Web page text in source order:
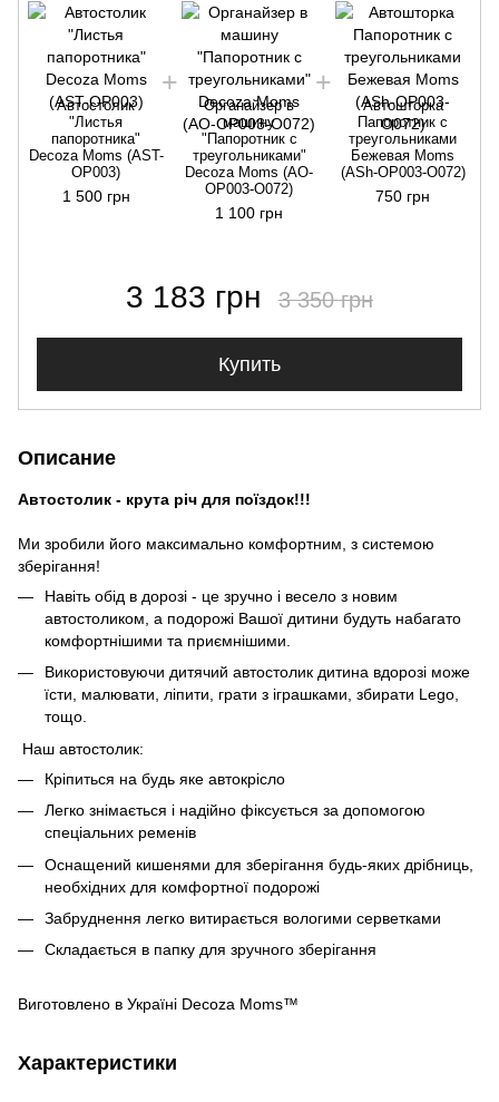
Автостолик
"Листья
папоротника"
Decoza Moms (AST-
OP003)
1 500 грн
Органайзер в
машину
"Папоротник с
треугольниками"
Decoza Moms (АО-
ОР003-О072)
1 100 грн
Автошторка
Папоротник с
треугольниками
Бежевая Moms
(АSh-ОР003-О072)
750 грн
3 183 грн 3 350 грн
Купить
Описание
Автостолик - крута річ для поїздок!!!
Ми зробили його максимально комфортним, з системою
зберігання!
Навіть обід в дорозі - це зручно і весело з новим
автостоликом, а подорожі Вашої дитини будуть набагато
комфортнішими та приємнішими.
Використовуючи дитячий автостолик дитина вдорозі може
їсти, малювати, ліпити, грати з іграшками, збирати Lego,
тощо.
Наш автостолик:
Кріпиться на будь яке автокрісло
Легко знімається і надійно фіксується за допомогою
спеціальних ременів
Оснащений кишенями для зберігання будь-яких дрібниць,
необхідних для комфортної подорожі
Забруднення легко витирається вологими серветками
Складається в папку для зручного зберігання
Виготовлено в Україні Decoza Moms™
Характеристики